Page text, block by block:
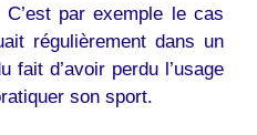
par exemple le cas
régulièrement dans un
fait d’avoir perdu l’usage
son sport.